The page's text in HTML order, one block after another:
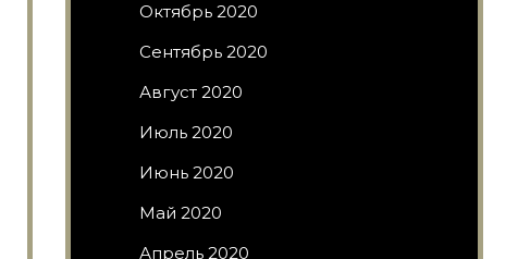
Октябрь 2020
Сентябрь 2020
Август 2020
Июль 2020
Июнь 2020
Май 2020
Апрель 2020